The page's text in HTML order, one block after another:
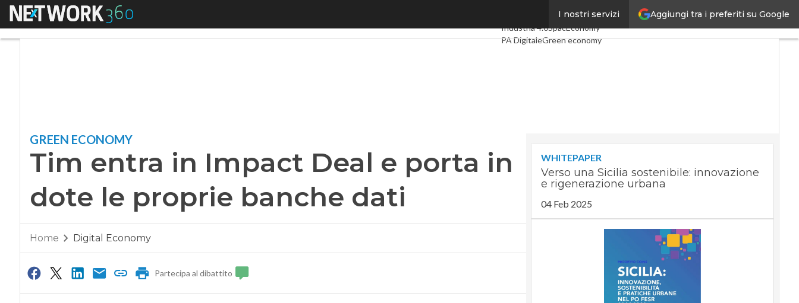
Aggiungi tra i preferiti su Google
I nostri servizi
Menu Digital EconomyTelco
Industria 4.0SpacEconomy
PA DigitaleGreen economy
GREEN ECONOMY
Tim entra in Impact Deal e porta in
dote le proprie banche dati
Home Digital Economy
Partecipa al dibattito
WHITEPAPER
Verso una Sicilia sostenibile: innovazione
e rigenerazione urbana
04 Feb 2025